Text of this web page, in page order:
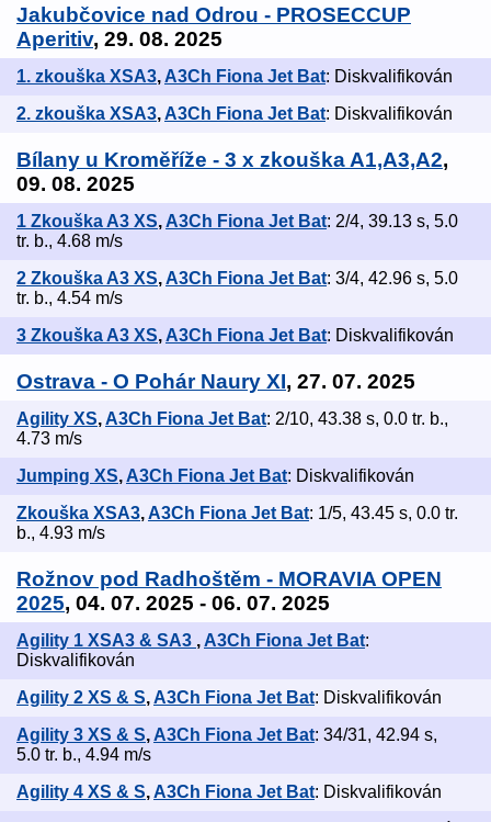
Jakubčovice nad Odrou - PROSECCUP
Aperitiv, 29. 08. 2025
1. zkouška XSA3, A3Ch Fiona Jet Bat: Diskvalifikován
2. zkouška XSA3,A3Ch Fiona Jet Bat: Diskvalifikován
Bílany u Kroměříže - 3 x zkouška A1,A3,A2,
09. 08. 2025
1 Zkouška A3 XS, A3Ch Fiona Jet Bat: 2/4, 39.13 s, 5.0
tr. b., 4.68 m/s
2 Zkouška A3 XS,A3Ch Fiona Jet Bat: 3/4, 42.96 s, 5.0
tr. b., 4.54 m/s
3 Zkouška A3 XS, A3Ch Fiona Jet Bat: Diskvalifikován
Ostrava - O Pohár Naury XI, 27. 07. 2025
Agility XS,A3Ch Fiona Jet Bat: 2/10, 43.38 s, 0.0 tr. b.,
4.73 m/s
Jumping XS, A3Ch Fiona Jet Bat: Diskvalifikován
Zkouška XSA3,A3Ch Fiona Jet Bat: 1/5, 43.45 s, 0.0 tr.
b., 4.93 m/s
Rožnov pod Radhoštěm - MORAVIA OPEN
2025, 04. 07. 2025 - 06. 07. 2025
Agility 1 XSA3 & SA3 , A3Ch Fiona Jet Bat:
Diskvalifikován
Agility 2 XS & S,A3Ch Fiona Jet Bat: Diskvalifikován
Agility 3 XS & S, A3Ch Fiona Jet Bat: 34/31, 42.94 s,
5.0 tr. b., 4.94 m/s
Agility 4 XS & S,A3Ch Fiona Jet Bat: Diskvalifikován